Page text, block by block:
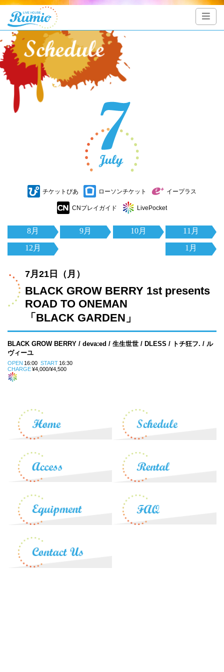
チケットぴあ ローソンチケット イープラス
CNプレイガイド LivePocket
8月 9月 10月
11月
12月
1月
7月21日（月）
BLACK GROW BERRY 1st presents
ROAD TO ONEMAN
「BLACK GARDEN」
BLACK GROW BERRY / deva:ed / 生生世世 / DLESS / トチ狂フ. / ル
ヴィーユ
OPEN 16:00 START 16:30
CHARGE¥4,000/¥4,500